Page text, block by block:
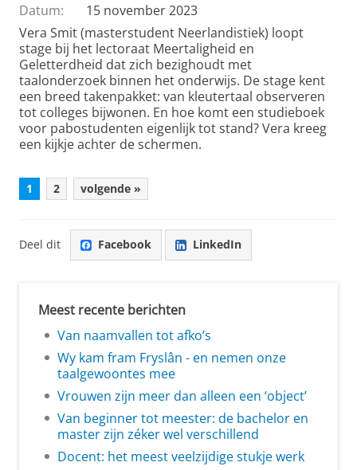
Datum:
15 november 2023
Vera Smit (masterstudent Neerlandistiek) loopt
stage bij het lectoraat Meertaligheid en
Geletterdheid dat zich bezighoudt met
taalonderzoek binnen het onderwijs. De stage kent
een breed takenpakket: van kleutertaal observeren
tot colleges bijwonen. En hoe komt een studieboek
voor pabostudenten eigenlijk tot stand? Vera kreeg
een kijkje achter de schermen.
1 2 volgende »
Deel dit Facebook LinkedIn
Meest recente berichten
Van naamvallen tot afko’s
Wy kam fram Fryslân - en nemen onze
taalgewoontes mee
Vrouwen zijn meer dan alleen een ‘object’
Van beginner tot meester: de bachelor en
master zijn zéker wel verschillend
Docent: het meest veelzijdige stukje werk